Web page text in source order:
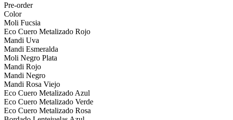
Pre-order
Color
Moli Fucsia
Eco Cuero Metalizado Rojo
Mandi Uva
Mandi Esmeralda
Moli Negro Plata
Mandi Rojo
Mandi Negro
Mandi Rosa Viejo
Eco Cuero Metalizado Azul
Eco Cuero Metalizado Verde
Eco Cuero Metalizado Rosa